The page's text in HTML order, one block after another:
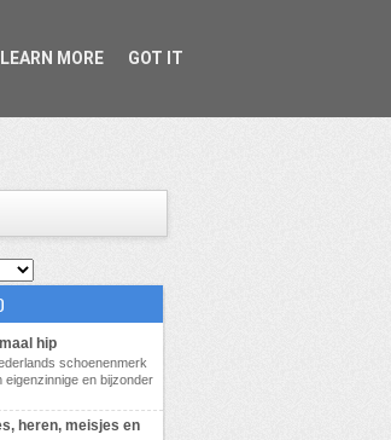
hip
schoenenmerk
eigenzinnige en bijzonder
heren, meisjes en
LEARN MORE GOT IT